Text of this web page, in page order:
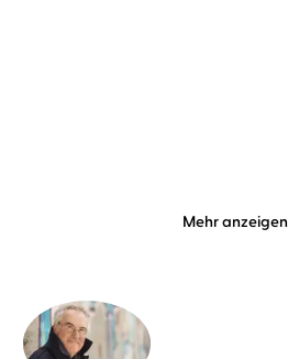
Mehr anzeigen